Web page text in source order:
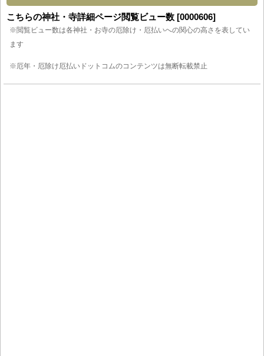
こちらの神社・寺詳細ページ閲覧ビュー数 [0000606]
※閲覧ビュー数は各神社・お寺の厄除け・厄払いへの関心の高さを表してい
ます
※厄年・厄除け厄払いドットコムのコンテンツは無断転載禁止